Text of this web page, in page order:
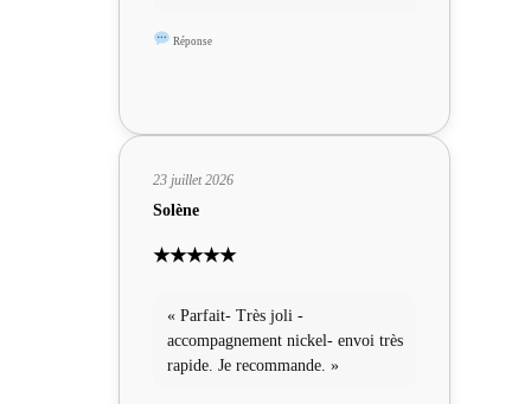
Réponse
23 juillet 2026
Solène
★★★★★
« Parfait- Très joli -
accompagnement nickel- envoi très
rapide. Je recommande. »